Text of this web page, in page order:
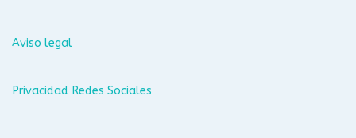
Aviso legal
Privacidad Redes Sociales